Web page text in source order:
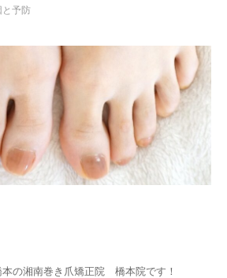
予防
本の湘南巻き爪矯正院 橋本院です！